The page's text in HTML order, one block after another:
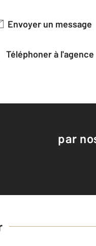
Envoyer un message
Téléphoner à l'agence
par